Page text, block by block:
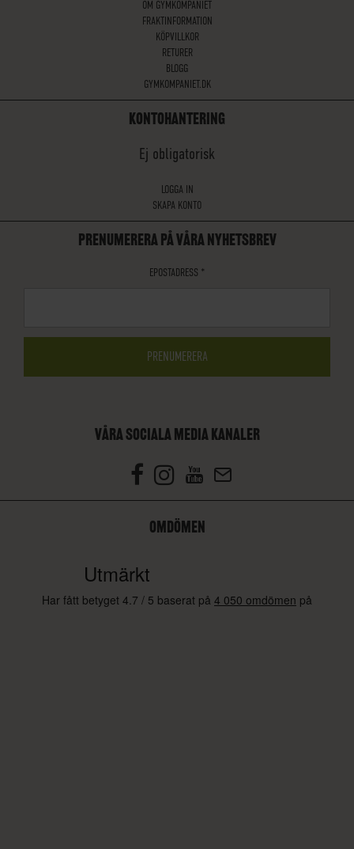
OM GYMKOMPANIET
FRAKTINFORMATION
KÖPVILLKOR
RETURER
BLOGG
GYMKOMPANIET.DK
KONTOHANTERING
Ej obligatorisk
LOGGA IN
SKAPA KONTO
PRENUMERERA PÅ VÅRA NYHETSBREV
EPOSTADRESS *
VÅRA SOCIALA MEDIA KANALER
OMDÖMEN